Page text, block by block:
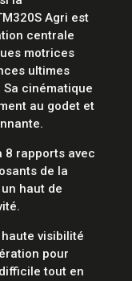
Agri est
centrale
motrices
ultimes
cinématique
au godet et
8 rapports avec
de la
haut de
visibilité
pour
tout en